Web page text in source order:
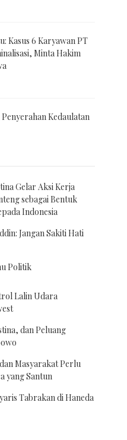
Kasus 6 Karyawan PT
Minta Hakim
Kedaulatan
Gelar Aksi Kerja
sebagai Bentuk
Indonesia
Jangan Sakiti Hati
Politik
Lalin Udara
dan Peluang
Masyarakat Perlu
yang Santun
Tabrakan di Haneda